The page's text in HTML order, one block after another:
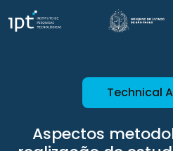
Technical
Aspectos